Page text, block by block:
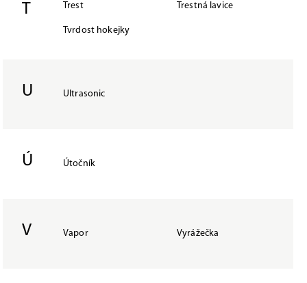
T Trest Trestná lavice
Tvrdost hokejky
U Ultrasonic
Ú Útočník
V Vapor Vyrážečka